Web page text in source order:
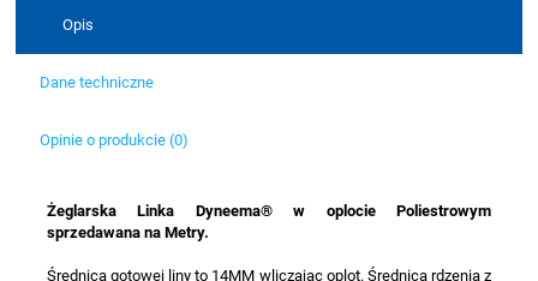
Opis
Dane techniczne
Opinie o produkcie (0)
Żeglarska Linka Dyneema® w oplocie Poliestrowym
sprzedawana na Metry.
Średnica gotowej liny to 14MM wliczając oplot. Średnica rdzenia z